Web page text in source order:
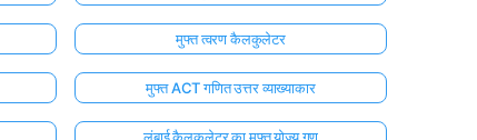
मुफ्त त्वरण कैलकुलेटर
मुफ्त ACT गणित उत्तर व्याख्याकार
लंबाई कैलकुलेटर का मुफ्त योज्य गुण